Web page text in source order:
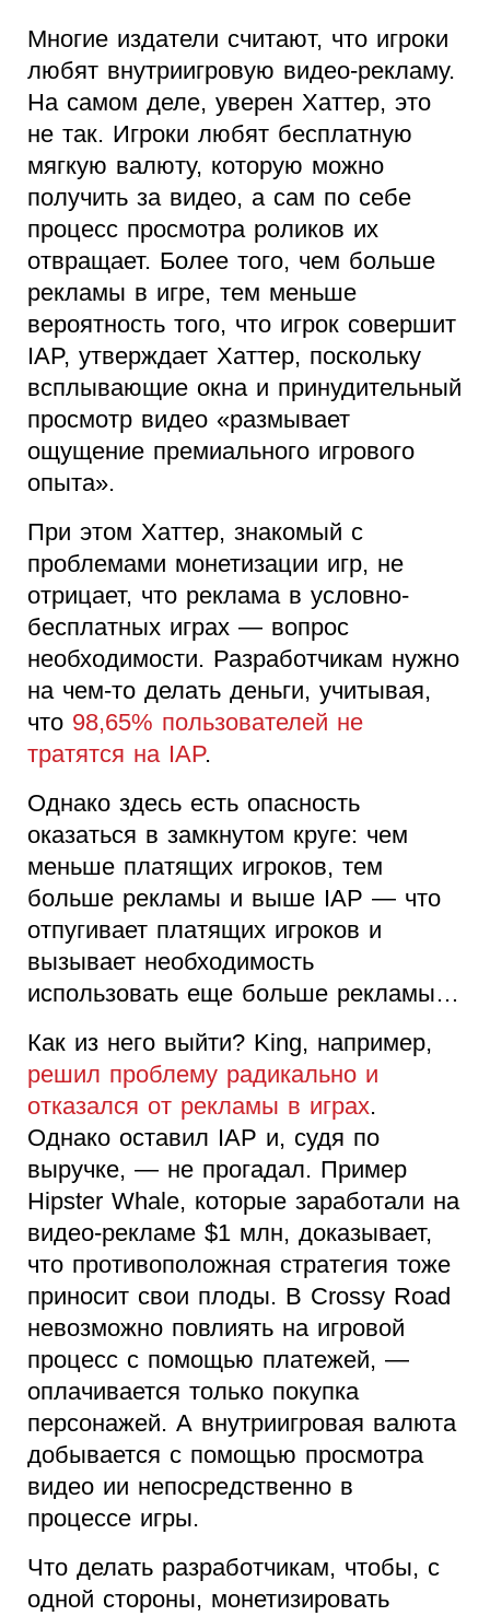
Многие издатели считают, что игроки
любят внутриигровую видео-рекламу.
На самом деле, уверен Хаттер, это
не так. Игроки любят бесплатную
мягкую валюту, которую можно
получить за видео, а сам по себе
процесс просмотра роликов их
отвращает. Более того, чем больше
рекламы в игре, тем меньше
вероятность того, что игрок совершит
IAP, утверждает Хаттер, поскольку
всплывающие окна и принудительный
просмотр видео «размывает
ощущение премиального игрового
опыта».
При этом Хаттер, знакомый с
проблемами монетизации игр, не
отрицает, что реклама в условно-
бесплатных играх — вопрос
необходимости. Разработчикам нужно
на чем-то делать деньги, учитывая,
что 98,65% пользователей не
тратятся на IAP.
Однако здесь есть опасность
оказаться в замкнутом круге: чем
меньше платящих игроков, тем
больше рекламы и выше IAP — что
отпугивает платящих игроков и
вызывает необходимость
использовать еще больше рекламы…
Как из него выйти? King, например,
решил проблему радикально и
отказался от рекламы в играх.
Однако оставил IAP и, судя по
выручке, — не прогадал. Пример
Hipster Whale, которые заработали на
видео-рекламе $1 млн, доказывает,
что противоположная стратегия тоже
приносит свои плоды. В Crossy Road
невозможно повлиять на игровой
процесс с помощью платежей, —
оплачивается только покупка
персонажей. А внутриигровая валюта
добывается с помощью просмотра
видео ии непосредственно в
процессе игры.
Что делать разработчикам, чтобы, с
одной стороны, монетизировать